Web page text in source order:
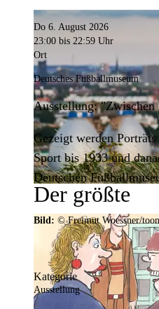
Der größte
Region
Mit weit über 4.000
Do 6. August 2026
23:00 bis 22:59 Uhr
Ort
Deutsches Fußballmuseum
Ausstellung:
Gezeigt werden
Sport bis 1933 und
Deutschen
Bild: © Freimut Woessner/
Kategorie
Ausstellung